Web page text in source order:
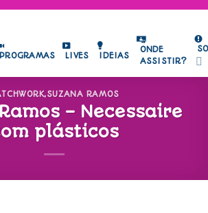
PROGRAMAS LIVES IDEIAS
ONDE
ASSISTIR?
,SUZANA RAMOS
– Necessaire
plásticos